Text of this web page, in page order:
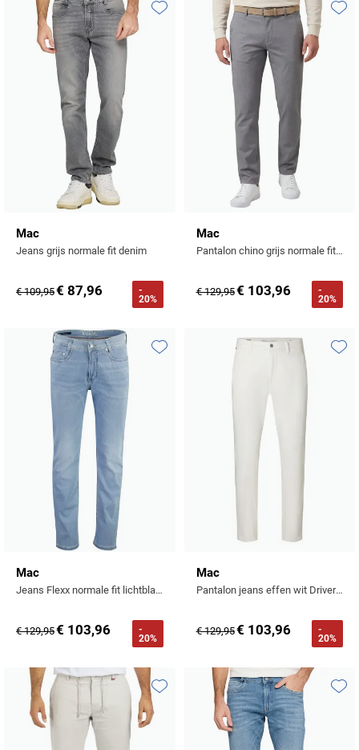
Thomas Maine
Tommy Hilfiger
Tramarossa
UBR
Vanguard
William Lockie
Alle Merken
Mac
Jeans grijs normale fit denim
€ 109,95€ 87,96
-
20%
Toevoegen aan favorieten
Mac
Pantalon chino grijs normale fit katoen
€ 129,95€ 103,96
-
20%
Mac
Jeans Flexx normale fit lichtblauw
€ 129,95€ 103,96
-
20%
Mac
Pantalon jeans effen wit Driver Pants normale fit
€ 129,95€ 103,96
-
20%
Toevoegen aan favorieten